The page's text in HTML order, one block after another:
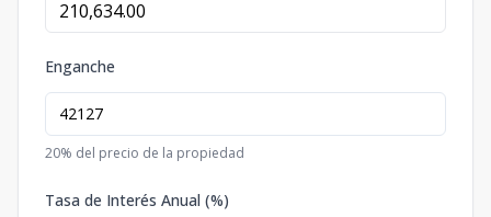
Enganche
20% del precio de la propiedad
Tasa de Interés Anual (%)